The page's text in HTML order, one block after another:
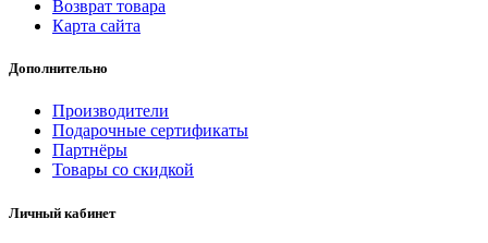
Возврат товара
Карта сайта
Дополнительно
Производители
Подарочные сертификаты
Партнёры
Товары со скидкой
Личный кабинет